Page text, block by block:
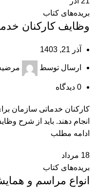
بریده‌های کتاب
وظایف کارکنان
آذر 21, 1403
ارسال توسط
0 دیدگاه
کارکنان خدماتی سازمان
انجام دهند. باید از شرح
ادامه مطلب
18 مرداد
بریده‌های کتاب
انواع مراسم و